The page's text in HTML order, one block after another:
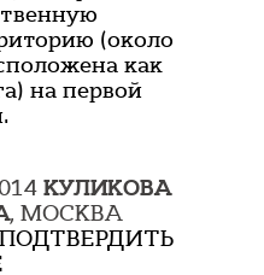
(около
как
на первой
КУЛИКОВА
, МОСКВА